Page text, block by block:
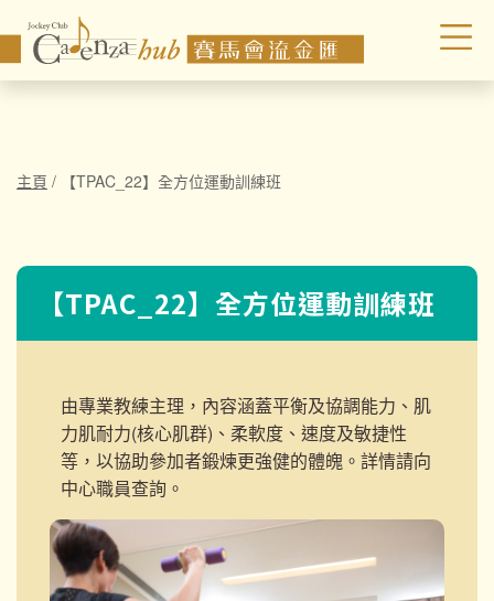
主頁 / 【TPAC_22】全方位運動訓練班
【TPAC_22】全方位運動訓練班
由專業教練主理，內容涵蓋平衡及協調能力、肌
力肌耐力(核心肌群)、柔軟度、速度及敏捷性
等，以協助參加者鍛煉更強健的體魄。詳情請向
中心職員查詢。